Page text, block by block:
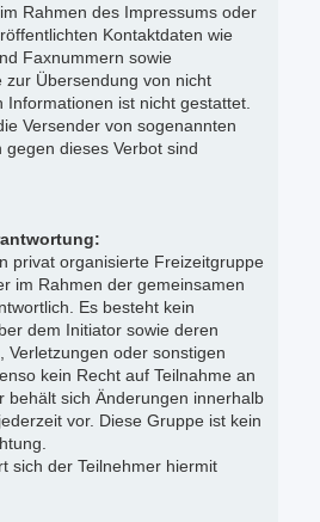
Rahmen des Impressums oder
Kontaktdaten wie
Faxnummern sowie
zur Übersendung von nicht
ist nicht gestattet.
Versender von sogenannten
gegen dieses Verbot sind
privat organisierte Freizeitgruppe
im Rahmen der gemeinsamen
Es besteht kein
dem Initiator sowie deren
Verletzungen oder sonstigen
kein Recht auf Teilnahme an
behält sich Änderungen innerhalb
vor. Diese Gruppe ist kein
sich der Teilnehmer hiermit